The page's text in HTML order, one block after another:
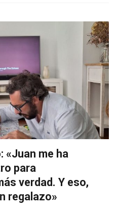
«Juan me ha
para
verdad. Y eso,
regalazo»